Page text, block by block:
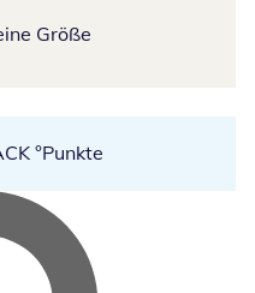
Größe
°Punkte